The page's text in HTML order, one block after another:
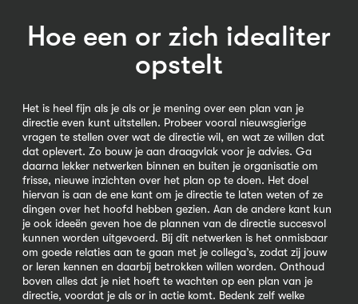
Hoe een or zich idealiter
opstelt
Het is heel fijn als je als or je mening over een plan van je
directie even kunt uitstellen. Probeer vooral nieuwsgierige
vragen te stellen over wat de directie wil, en wat ze willen dat
dat oplevert. Zo bouw je aan draagvlak voor je advies. Ga
daarna lekker netwerken binnen en buiten je organisatie om
frisse, nieuwe inzichten over het plan op te doen. Het doel
hiervan is aan de ene kant om je directie te laten weten of ze
dingen over het hoofd hebben gezien. Aan de andere kant kun
je ook ideeën geven hoe de plannen van de directie succesvol
kunnen worden uitgevoerd. Bij dit netwerken is het onmisbaar
om goede relaties aan te gaan met je collega’s, zodat zij jouw
or leren kennen en daarbij betrokken willen worden. Onthoud
boven alles dat je niet hoeft te wachten op een plan van je
directie, voordat je als or in actie komt. Bedenk zelf welke